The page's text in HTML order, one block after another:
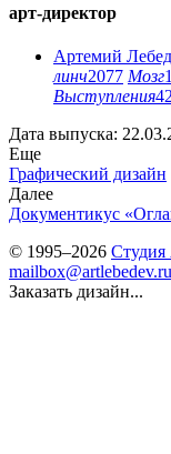
арт-директор
Артемий
линч2077 Мозг
Выступления42
Дата выпуска:
Еще
Графический дизайн
Далее
Документикус
© 1995–2026 Студия
mailbox@artlebedev.ru
Заказать дизайн...